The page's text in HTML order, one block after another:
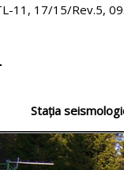
11, 17/15/Rev.5,
Staţia